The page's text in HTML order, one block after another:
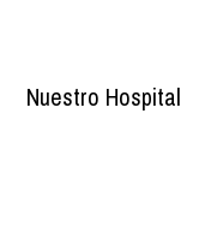
Nuestro Hospital